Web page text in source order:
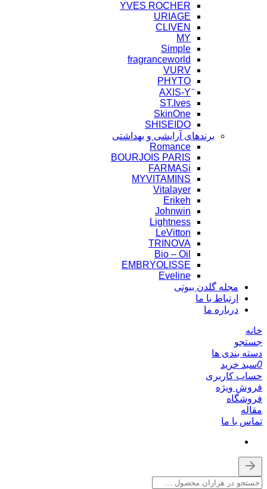
YVES ROCHER
URIAGE
CLIVEN
MY
Simple
fragranceworld
VURV
PHYTO
ST.Ives
SkinOne
SHISEIDO
برندهای آرایشی و بهداشتی
Romance
BOURJOIS PARIS
FARMASi
MYVITAMINS
Vitalayer
Erikeh
Johnwin
Lightness
LeVitton
TRINOVA
Bio – Oil
EMBRYOLISSE
Eveline
مجله گلدن بیوتی
ارتباط با ما
درباره ما
خانه
جستجو
دسته بندی ها
0سبد خرید
حساب کاربری
فروش ویژه
فروشگاه
مقاله
تماس با ما